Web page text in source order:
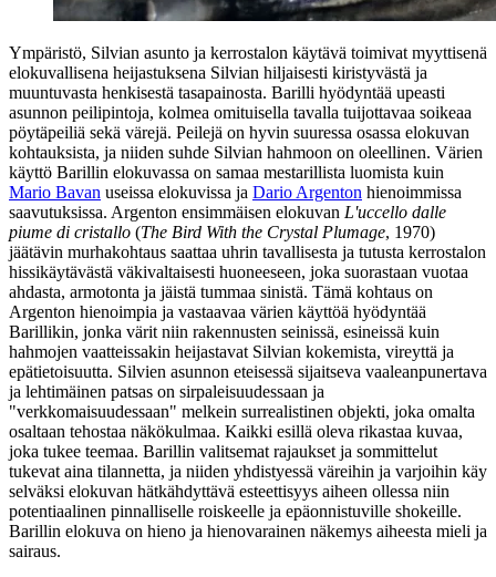
Ympäristö, Silvian asunto ja kerrostalon käytävä toimivat myyttisenä
elokuvallisena heijastuksena Silvian hiljaisesti kiristyvästä ja
muuntuvasta henkisestä tasapainosta. Barilli hyödyntää upeasti
asunnon peilipintoja, kolmea omituisella tavalla tuijottavaa soikeaa
pöytäpeiliä sekä värejä. Peilejä on hyvin suuressa osassa elokuvan
kohtauksista, ja niiden suhde Silvian hahmoon on oleellinen. Värien
käyttö Barillin elokuvassa on samaa mestarillista luomista kuin
Mario Bavan useissa elokuvissa ja Dario Argenton hienoimmissa
saavutuksissa. Argenton ensimmäisen elokuvan L'uccello dalle
piume di cristallo (The Bird With the Crystal Plumage, 1970)
jäätävin murhakohtaus saattaa uhrin tavallisesta ja tutusta kerrostalon
hissikäytävästä väkivaltaisesti huoneeseen, joka suorastaan vuotaa
ahdasta, armotonta ja jäistä tummaa sinistä. Tämä kohtaus on
Argenton hienoimpia ja vastaavaa värien käyttöä hyödyntää
Barillikin, jonka värit niin rakennusten seinissä, esineissä kuin
hahmojen vaatteissakin heijastavat Silvian kokemista, vireyttä ja
epätietoisuutta. Silvien asunnon eteisessä sijaitseva vaaleanpunertava
ja lehtimäinen patsas on sirpaleisuudessaan ja
"verkkomaisuudessaan" melkein surrealistinen objekti, joka omalta
osaltaan tehostaa näkökulmaa. Kaikki esillä oleva rikastaa kuvaa,
joka tukee teemaa. Barillin valitsemat rajaukset ja sommittelut
tukevat aina tilannetta, ja niiden yhdistyessä väreihin ja varjoihin käy
selväksi elokuvan hätkähdyttävä esteettisyys aiheen ollessa niin
potentiaalinen pinnalliselle roiskeelle ja epäonnistuville shokeille.
Barillin elokuva on hieno ja hienovarainen näkemys aiheesta mieli ja
sairaus.